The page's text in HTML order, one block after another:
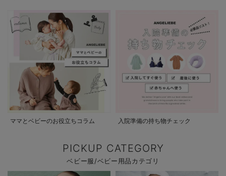
ママとベビーのお役立ちコラム 入院準備の持ち物チェック
PICKUP CATEGORY
ベビー服/ベビー用品カテゴリ